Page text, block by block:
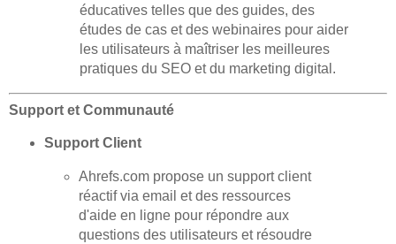
éducatives telles que des guides, des
études de cas et des webinaires pour aider
les utilisateurs à maîtriser les meilleures
pratiques du SEO et du marketing digital.
Support et Communauté
Support Client
Ahrefs.com propose un support client
réactif via email et des ressources
d'aide en ligne pour répondre aux
questions des utilisateurs et résoudre